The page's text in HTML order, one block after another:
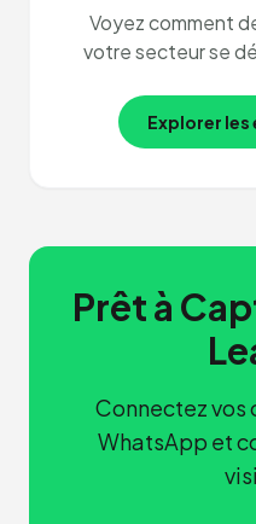
Voyez comment
votre secteur se
Explorer les
Prêt à
Connectez vos
WhatsApp et